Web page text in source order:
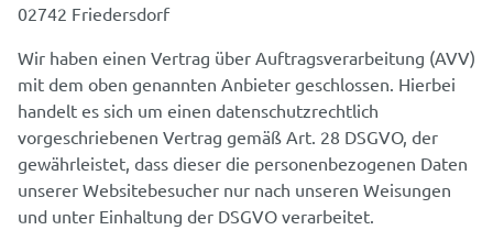
02742 Friedersdorf
Wir haben einen Vertrag über Auftragsverarbeitung (AVV)
mit dem oben genannten Anbieter geschlossen. Hierbei
handelt es sich um einen datenschutzrechtlich
vorgeschriebenen Vertrag gemäß Art. 28 DSGVO, der
gewährleistet, dass dieser die personenbezogenen Daten
unserer Websitebesucher nur nach unseren Weisungen
und unter Einhaltung der DSGVO verarbeitet.